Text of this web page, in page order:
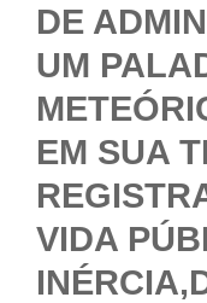
DE
UM
EM SUA
VIDA